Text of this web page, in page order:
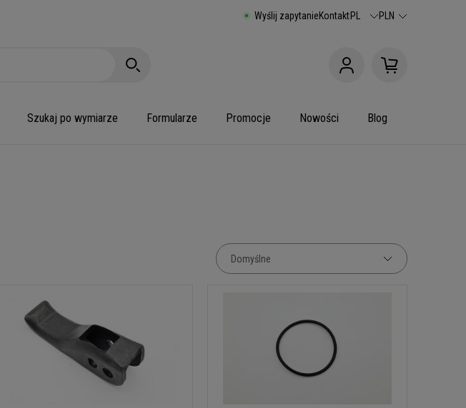
Wyślij zapytanieKontaktPL PLN
Szukaj po wymiarze Formularze Promocje Nowości Blog